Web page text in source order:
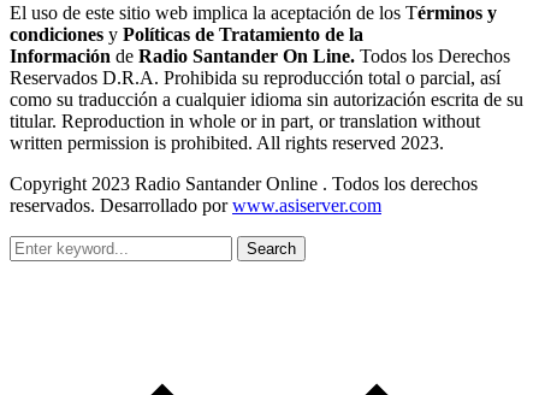
El uso de este sitio web implica la aceptación de los Términos y
condiciones y Políticas de Tratamiento de la
Información de Radio Santander On Line. Todos los Derechos
Reservados D.R.A. Prohibida su reproducción total o parcial, así
como su traducción a cualquier idioma sin autorización escrita de su
titular. Reproduction in whole or in part, or translation without
written permission is prohibited. All rights reserved 2023.
Copyright 2023 Radio Santander Online . Todos los derechos
reservados. Desarrollado porwww.asiserver.com
Search